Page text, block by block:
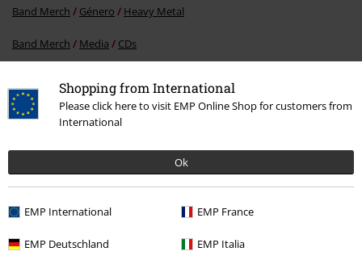
Shopping from International
Please click here to visit EMP Online Shop for customers from
International
Ok
EMP International EMP France
EMP Deutschland EMP Italia
Band Merch Género Heavy Metal
Band Merch Media CDs
Band Merch Top Bands J.B.O.
15%
E-mail Newsletter
¡Cheque regalo del 15% de descuento,